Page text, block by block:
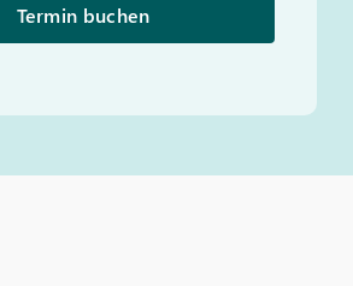
Termin buchen